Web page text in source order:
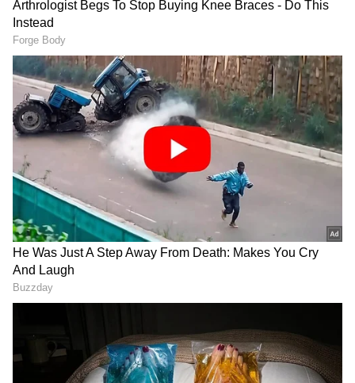
Image Credit :Kannada Prabha
ನೀರುಗಾಲುವೆಗೆ ಪೈಪ್‌ಲೈನ್ ಮೂಲಕ ಸಂಪರ್ಕ
ಅಂಡರ್‌ಪಾಸ್‌ನಿಂದ ಸಮೀಪದ ಬೃಹತ್ ನೀರುಗಾಲುವೆಗೆ
ಪೈಪ್‌ಲೈನ್ ಮೂಲಕ ಸಂಪರ್ಕ ಕಲ್ಪಿಸಲಾಗುತ್ತದೆ. ಈ
ಕಾಮಗಾರಿಯಿಂದ ಮಳೆಗಾಲದಲ್ಲಿ ನೀರಿನ ಹರಿವು
ಸುಗಮಗೊಂಡು, ನೀರು ನಿಲ್ಲುವಿಕೆ
ಕಡಿಮೆಯಾಗುವುದರೊಂದಿಗೆ ಸಾರ್ವಜನಿಕರಿಗೆ ಉತ್ತಮ
ಮೂಲಸೌಕರ್ಯ ಒದಗಿಸಲು ಸಹಕಾರಿಯಾಗಲಿದೆ. ನೀರು
ನಿಲ್ಲುವಿಕೆ ಸಮಸ್ಯೆಗೆ ಶಾಶ್ವತ ಪರಿಹಾರ ಸಿಗಲಿದೆ ಎಂದು ಪಾಲಿಕೆ